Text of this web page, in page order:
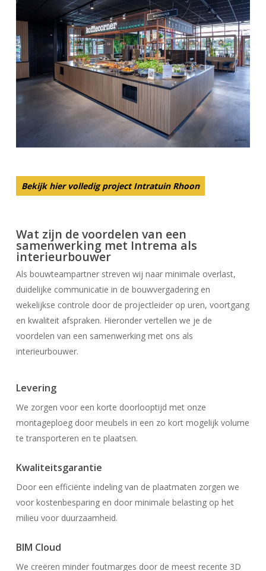
Bekijk hier volledig project Intratuin Rhoon
Wat zijn de voordelen van een
samenwerking met Intrema als
interieurbouwer
Als bouwteampartner streven wij naar minimale overlast,
duidelijke communicatie in de bouwvergadering en
wekelijkse controle door de projectleider op uren, voortgang
en kwaliteit afspraken. Hieronder vertellen we je de
voordelen van een samenwerking met ons als
interieurbouwer.
Levering
We zorgen voor een korte doorlooptijd met onze
montageploeg door meubels in een zo kort mogelijk volume
te transporteren en te plaatsen.
Kwaliteitsgarantie
Door een efficiënte indeling van de plaatmaten zorgen we
voor kostenbesparing en door minimale belasting op het
milieu voor duurzaamheid.
BIM Cloud
We creëren minder foutmarges door de meest recente 3D